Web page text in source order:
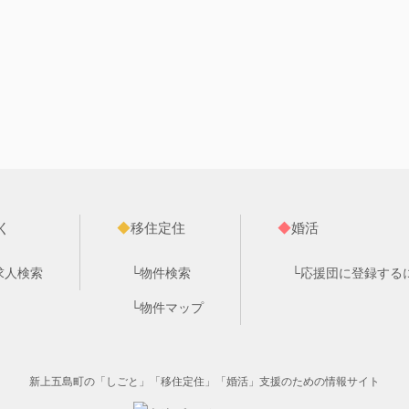
人検索
◆移住定住
└物件検索
└物件マップ
◆婚活
└応援団に登録する
新上五島町の「しごと」「移住定住」「婚活」支援のための情報サイト